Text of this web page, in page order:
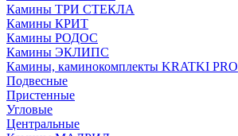
Камины ТРИ СТЕКЛА
Камины КРИТ
Камины РОДОС
Камины ЭКЛИПС
Камины, каминокомплекты KRATKI PRO
Подвесные
Пристенные
Угловые
Центральные